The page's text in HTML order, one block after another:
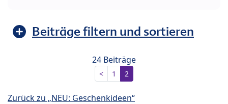
Beiträge filtern und sortieren
24 Beiträge
< 1 2
Zurück zu „NEU: Geschenkideen“